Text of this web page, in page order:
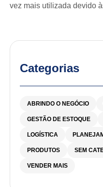
vez mais utilizada devido
Categorias
ABRINDO O NEGÓCIO
GESTÃO DE ESTOQUE
LOGÍSTICA
PRODUTOS SEM
VENDER MAIS